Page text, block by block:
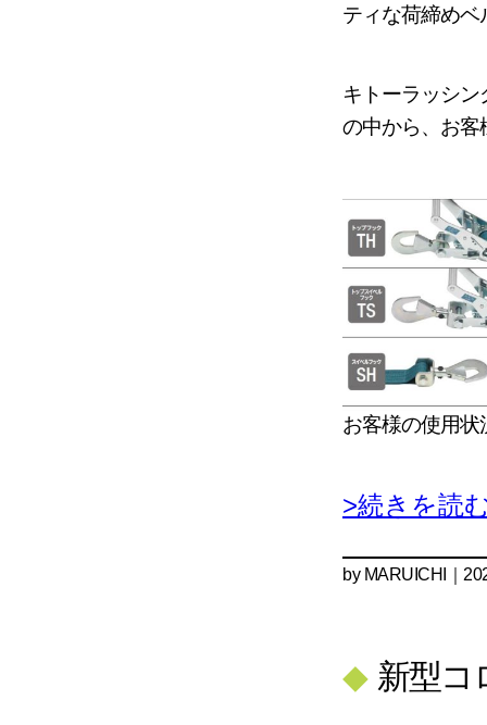
ティな荷締めベ
キトーラッシ
の中から、お客
お客様の使用
>続きを読
by MARUICHI ｜
◆ 新型コ